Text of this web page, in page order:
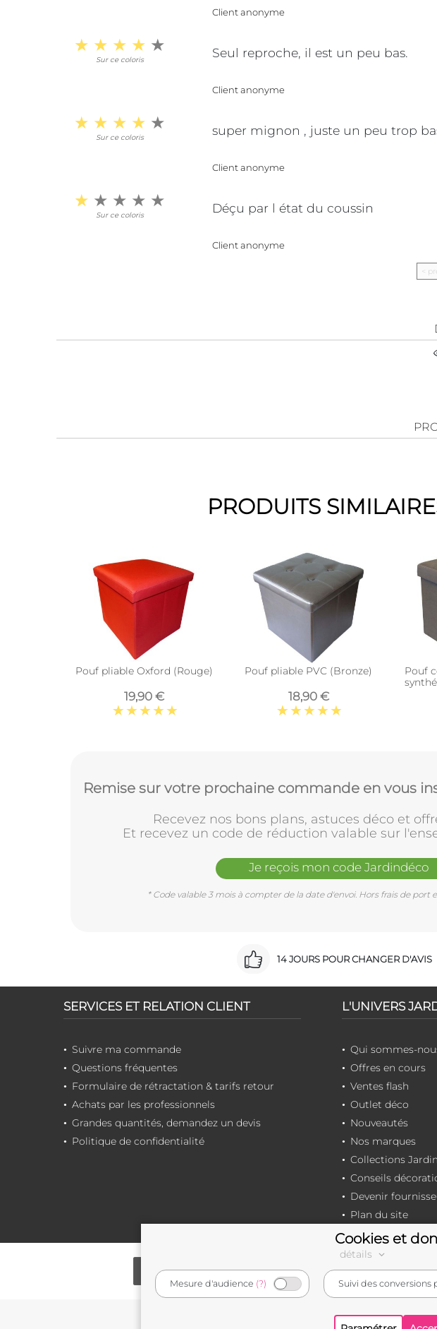
Client anonyme
Sur ce coloris Seul reproche, il est un peu bas.
Client anonyme
Sur ce coloris super mignon , juste un peu trop
Client anonyme
Sur ce coloris Déçu par l état du coussin
Client anonyme
PRODUITS
Pouf pliable Oxford (Rouge)
19,90 €
Pouf pliable PVC (Bronze)
18,90 €
Pouf
Remise sur votre prochaine commande en vous
Recevez nos bons plans, astuces déco et
Et recevez un code de réduction valable sur
Je reçois mon code Jardindéco
* Code valable 3 mois à compter de la date d'envoi. Hors frais de port
14 JOURS POUR CHANGER D'AVIS
SERVICES ET RELATION CLIENT
Suivre ma commande
Questions fréquentes
Formulaire de rétractation & tarifs retour
Achats par les professionnels
Grandes quantités, demandez un devis
Politique de confidentialité
L'UNIVERS
Qui sommes-
Offres en cours
Ventes flash
Outlet déco
Nouveautés
Nos marques
Collections
Conseils
Devenir
Plan du site
e-
Cookies et
détails
Mesure d'audience (?) Suivi des conversions